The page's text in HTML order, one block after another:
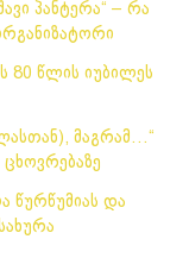
პანტერა“ – რა
80 წლის იუბილეს
მაგრამ…“
და